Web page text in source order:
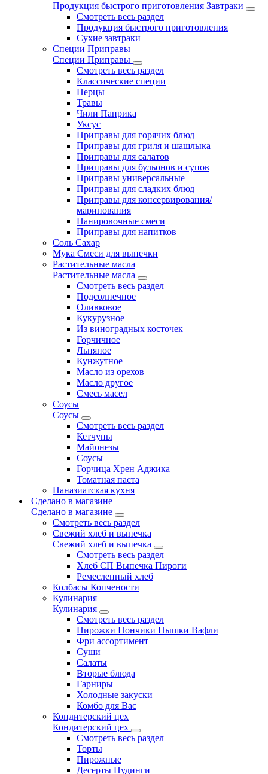
Продукция быстрого приготовления Завтраки
Смотреть весь раздел
Продукция быстрого приготовления
Сухие завтраки
Специи Приправы
Специи Приправы
Смотреть весь раздел
Классические специи
Перцы
Травы
Чили Паприка
Уксус
Приправы для горячих блюд
Приправы для гриля и шашлыка
Приправы для салатов
Приправы для бульонов и супов
Приправы универсальные
Приправы для сладких блюд
Приправы для консервирования/
маринования
Панировочные смеси
Приправы для напитков
Соль Сахар
Мука Смеси для выпечки
Растительные масла
Растительные масла
Смотреть весь раздел
Подсолнечное
Оливковое
Кукурузное
Из виноградных косточек
Горчичное
Льняное
Кунжутное
Масло из орехов
Масло другое
Смесь масел
Соусы
Соусы
Смотреть весь раздел
Кетчупы
Майонезы
Соусы
Горчица Хрен Аджика
Томатная паста
Паназиатская кухня
Сделано в магазине
Сделано в магазине
Смотреть весь раздел
Свежий хлеб и выпечка
Свежий хлеб и выпечка
Смотреть весь раздел
Хлеб СП Выпечка Пироги
Ремесленный хлеб
Колбасы Копчености
Кулинария
Кулинария
Смотреть весь раздел
Пирожки Пончики Пышки Вафли
Фри ассортимент
Суши
Салаты
Вторые блюда
Гарниры
Холодные закуски
Комбо для Вас
Кондитерский цех
Кондитерский цех
Смотреть весь раздел
Торты
Пирожные
Десерты Пудинги